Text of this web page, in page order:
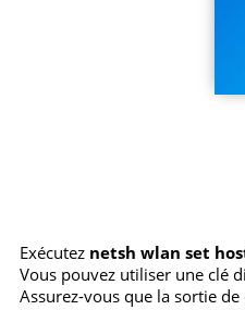
Exécutez netsh wlan set
Vous pouvez utiliser une clé
Assurez-vous que la sortie